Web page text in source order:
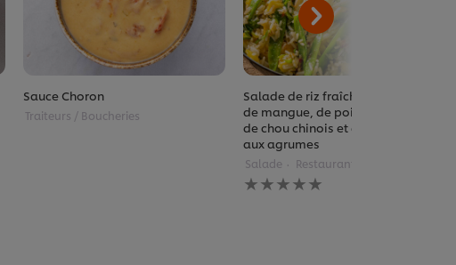
Sauce Choron
Traiteurs / Boucheries
Salade de riz fraîche agrémentée
de mangue, de pois gourmands,
de chou chinois et de vinaigrette
aux agrumes
Salade Restaurants
Aucune
évaluation